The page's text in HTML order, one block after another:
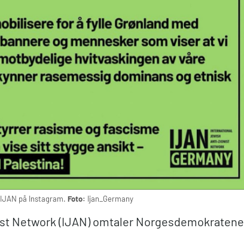
på Instagram. Foto: Ijan_Germany
Network (IJAN) omtaler Norgesdemokratene